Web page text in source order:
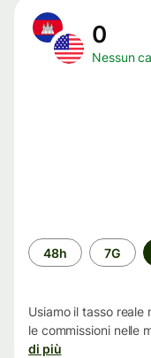
0
Nessun
Periodo
di
48h 7G
Usiamo il tasso
le commissioni nelle
di più